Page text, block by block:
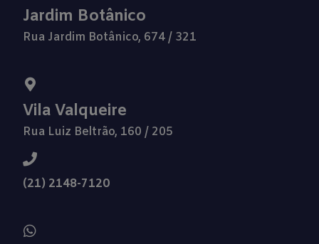
Jardim Botânico
Rua Jardim Botânico, 674 / 321
Vila Valqueire
Rua Luiz Beltrão, 160 / 205
(21) 2148-7120